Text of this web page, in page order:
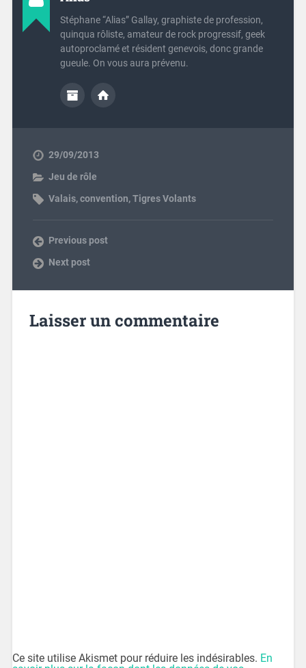
Stéphane “Alias” Gallay, graphiste de profession,
quinqua rôliste, amateur de rock progressif, geek
autoproclamé et résident genevois, donc grande
gueule. On vous aura prévenu.
29/09/2013
Jeu de rôle
Valais,convention,Tigres Volants
Previous post
Next post
Laisser un commentaire
Ce site utilise Akismet pour réduire les indésirables. En